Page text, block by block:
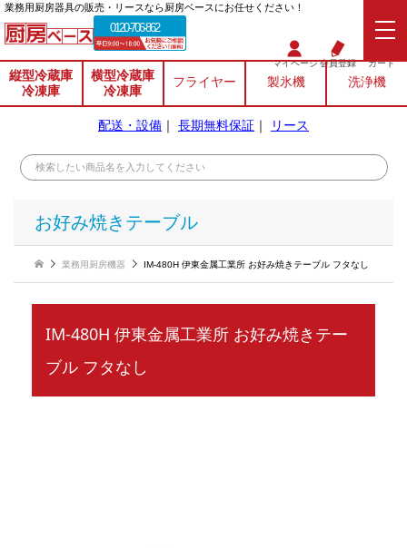
業務⽤厨房器具の販売・リースなら厨房ベースにお任せください！
0120-706-862
マイページ会員登録 カート
縦型冷蔵庫
冷凍庫
横型冷蔵庫
冷凍庫
フライヤー 製氷機 洗浄機
配送・設備 ｜ 長期無料保証 ｜ リース
お好み焼きテーブル
業務用厨房機器 IM-480H 伊東金属工業所 お好み焼きテーブル フタなし
IM-480H 伊東金属工業所 お好み焼きテー
ブル フタなし